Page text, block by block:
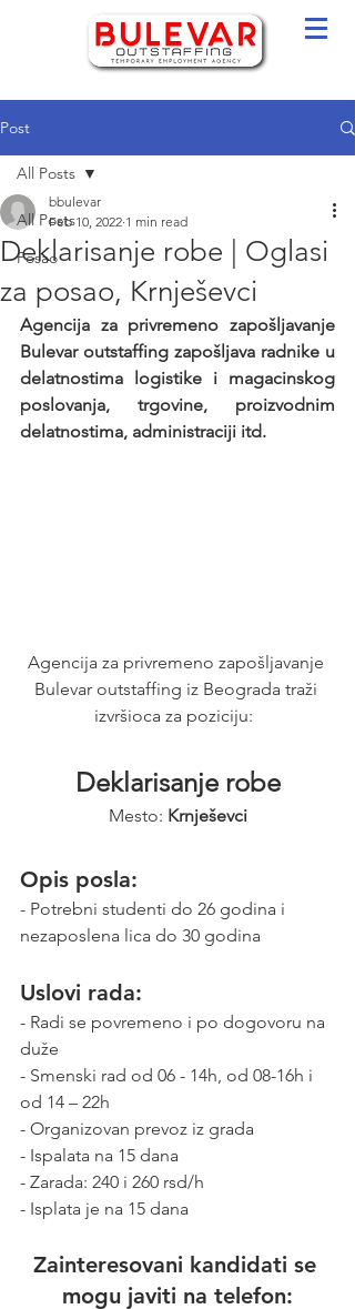
Post
All Posts
Posao
All Posts
Deklarisanje robe | Oglasi
za posao, Krnješevci
bbulevar
Feb 10, 2022 1 min read
Agencija za privremeno zapošljavanje
Bulevar outstaffing zapošljava radnike u
delatnostima logistike i magacinskog
poslovanja, trgovine, proizvodnim
delatnostima, administraciji itd.
Agencija za privremeno zapošljavanje
Bulevar outstaffing iz Beograda traži
izvršioca za poziciju:
Deklarisanje robe
Mesto: Krnješevci
Opis posla:
- Potrebni studenti do 26 godina i
nezaposlena lica do 30 godina
Uslovi rada:
- Radi se povremeno i po dogovoru na
duže
- Smenski rad od 06 - 14h, od 08-16h i
od 14 – 22h
- Organizovan prevoz iz grada
- Ispalata na 15 dana
- Zarada: 240 i 260 rsd/h
- Isplata je na 15 dana
Zainteresovani kandidati se
mogu javiti na telefon: